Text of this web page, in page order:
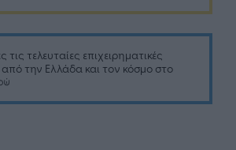
τις τελευταίες επιχειρηματικές
από την Ελλάδα και τον κόσμο στο